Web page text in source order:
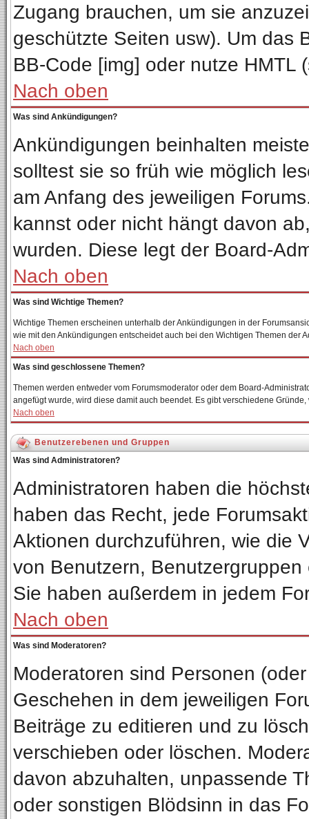
Zugang brauchen, um sie
geschützte Seiten usw). Um das
BB-Code [img] oder nutze HMTL
Nach oben
Was sind Ankündigungen?
Ankündigungen beinhalten
solltest sie so früh wie möglich
am Anfang des jeweiligen
kannst oder nicht hängt davon
wurden. Diese legt der Board-
Nach oben
Was sind Wichtige Themen?
Wichtige Themen erscheinen unterhalb der Ankündigungen in der
wie mit den Ankündigungen entscheidet auch bei den Wichtigen Themen der
Nach oben
Was sind geschlossene Themen?
Themen werden entweder vom Forumsmoderator oder dem Board-
angefügt wurde, wird diese damit auch beendet. Es gibt verschiedene
Nach oben
Benutzerebenen und Gruppen
Was sind Administratoren?
Administratoren haben die
haben das Recht, jede
Aktionen durchzuführen, wie die
von Benutzern,
Sie haben außerdem in jedem
Nach oben
Was sind Moderatoren?
Moderatoren sind Personen
Geschehen in dem jeweiligen
Beiträge zu editieren und zu
verschieben oder löschen.
davon abzuhalten, unpassende
oder sonstigen Blödsinn in das